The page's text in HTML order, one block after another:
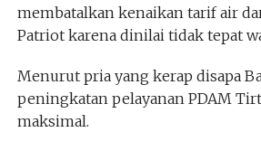
membatalkan kenaikan tarif air
Patriot karena dinilai tidak tepat
Menurut pria yang kerap disapa
peningkatan pelayanan PDAM
maksimal.